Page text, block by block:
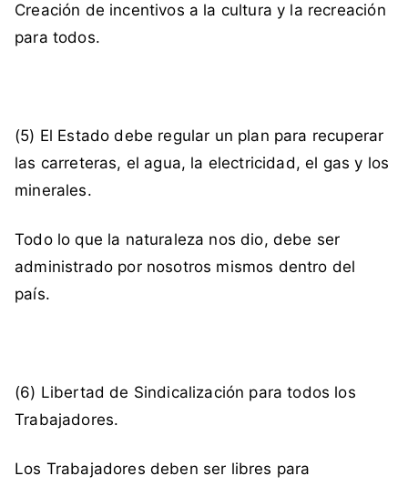
d
Creación de incentivos a la cultura y la recreación
para todos.
(5) El Estado debe regular un plan para recuperar
las carreteras, el agua, la electricidad, el gas y los
minerales.
Todo lo que la naturaleza nos dio, debe ser
administrado por nosotros mismos dentro del
país.
(6) Libertad de Sindicalización para todos los
Trabajadores.
Los Trabajadores deben ser libres para